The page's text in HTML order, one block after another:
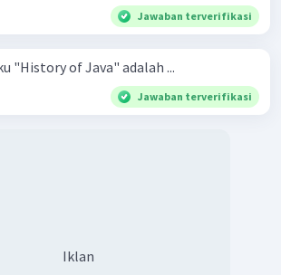
Jawaban terverifikasi
"History of Java" adalah ...
Jawaban terverifikasi
Iklan